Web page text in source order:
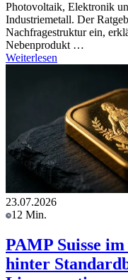
Photovoltaik, Elektronik
Industriemetall. Der
Nachfragestruktur ein,
Nebenprodukt …
Weiterlesen
23.07.2026
12 Min.
PAMP Suisse
hinter